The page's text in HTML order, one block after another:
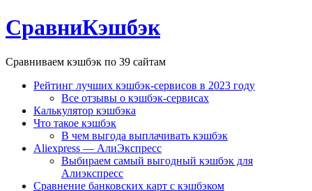
СравниКэшбэк
Сравниваем кэшбэк по 39 сайтам
Рейтинг лучших кэшбэк-сервисов в 2023 году
Все отзывы о кэшбэк-сервисах
Калькулятор кэшбэка
Что такое кэшбэк
В чем выгода выплачивать кэшбэк
Aliexpress — АлиЭкспресс
Выбираем самый выгодный кэшбэк для
Алиэкспресс
Сравнение банковских карт с кэшбэком